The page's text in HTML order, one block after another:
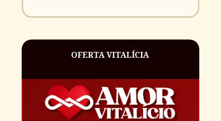
OFERTA VITALÍCIA